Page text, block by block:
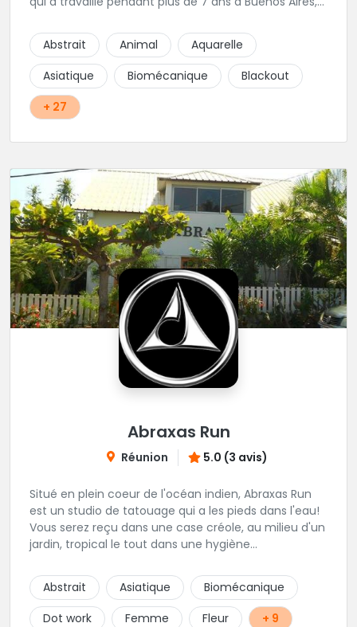
qui a travaillé dans plusieurs boutiques de la ville
avant de rejoindre notre équipe. La boutique
accueille plusieurs artistes tatoueurs en tant que
guests tout au long de l'année afin de proposer
d'autres styles.
Abstrait Animal
Aquarelle
Asiatique
Biomécanique
Blackout
+ 27
Abraxas Run
Réunion 5.0 (3 avis)
Situé en plein coeur de l'océan indien, Abraxas Run
est un studio de tatouage qui a les pieds dans l'eau!
Vous serez reçu dans une case créole, au milieu d'un
jardin, tropical le tout dans une hygiène
choix de bijoux et uniquement dans des matières
biocompatibles! Vous le trouverez à Saint-Gilles les
Bains...les doigts de pieds en éventail...
Abstrait Asiatique
Biomécanique
Dot work
Femme Fleur + 9